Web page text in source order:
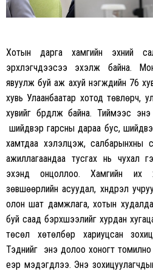
Хотын дарга хамгийн эхний
эрхлэгчдээсээ эхэлж байна.
явуулж буй аж ахуй нэгжүүдийн 76
хувь Улаанбаатар хотод
хувийг бүрдүүлж байна. Тиймээс
шийдвэр гарсны дараа бус,
хамтдаа хэлэлцэж, салбарынхны
ажиллагаандаа тусгах нь чухал
эхэнд онцоллоо. Хамгийн их
зөвшөөрлийн асуудал, хүндрэл
олон шат дамжлага, хотын
буй саад бэрхшээлийг хурдан
төсөл хөтөлбөр хариуцсан
Тэднийг энэ долоо хоногт
үеэр мэдэгдлээ. Энэ